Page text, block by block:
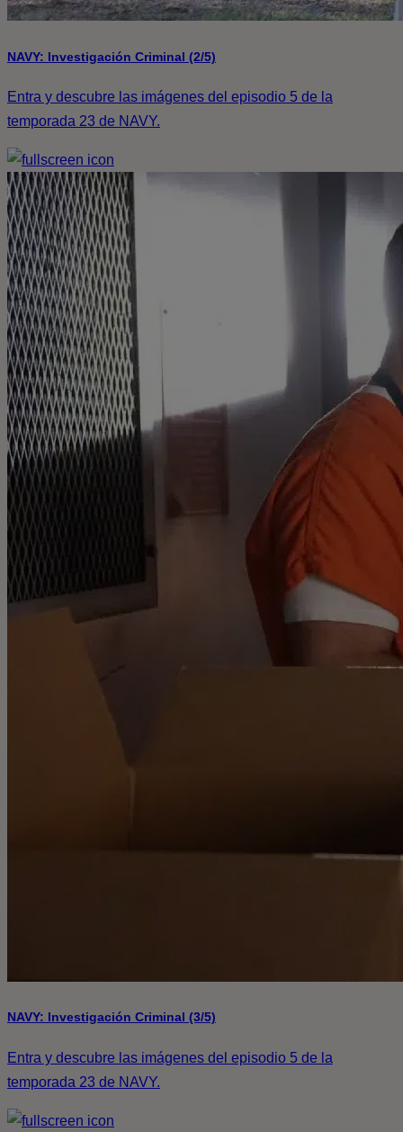
NAVY: Investigación Criminal (2/5)
Entra y descubre las imágenes del episodio 5 de la
temporada 23 de NAVY.
NAVY: Investigación Criminal (3/5)
Entra y descubre las imágenes del episodio 5 de la
temporada 23 de NAVY.